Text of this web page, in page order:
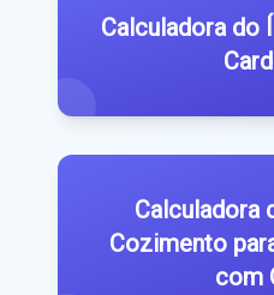
Calculadora do
Calculadora
Cozimento
com